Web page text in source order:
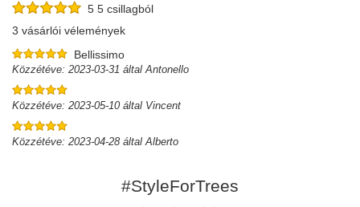
5 5 csillagból
3 vásárlói vélemények
Bellissimo
Közzétéve: 2023-03-31 által Antonello
Közzétéve: 2023-05-10 által Vincent
Közzétéve: 2023-04-28 által Alberto
#StyleForTrees